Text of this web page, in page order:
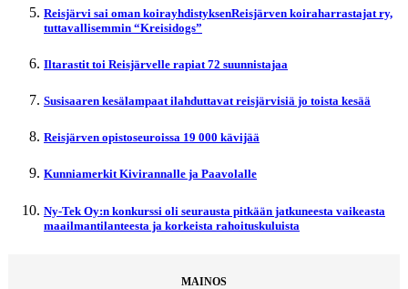
Reisjärvi sai oman koirayhdistyksenReisjärven koiraharrastajat ry,
tuttavallisemmin “Kreisidogs”
Iltarastit toi Reisjärvelle rapiat 72 suunnistajaa
Susisaaren kesälampaat ilahduttavat reisjärvisiä jo toista kesää
Reisjärven opistoseuroissa 19 000 kävijää
Kunniamerkit Kivirannalle ja Paavolalle
Ny-Tek Oy:n konkurssi oli seurausta pitkään jatkuneesta vaikeasta
maailmantilanteesta ja korkeista rahoituskuluista
MAINOS